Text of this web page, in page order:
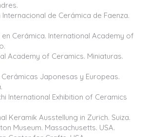
Internacional de Cerámica de Faenza.
en Cerámica. International Academy of
Academy of Ceramics. Miniaturas.
Cerámicas Japonesas y Europeas.
International Exhibition of Ceramics
Keramik Ausstellung in Zurich. Suiza.
Museum. Massachusetts. USA.